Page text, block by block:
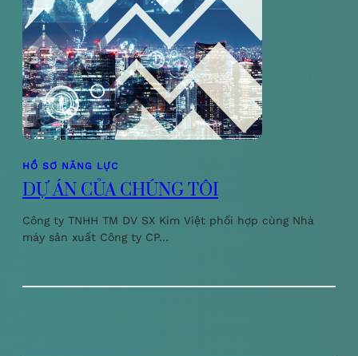
HỒ SƠ NĂNG LỰC
DỰ ÁN CỦA CHÚNG TÔI
Công ty TNHH TM DV SX Kim Việt phối hợp cùng Nhà
máy sản xuất Công ty CP…